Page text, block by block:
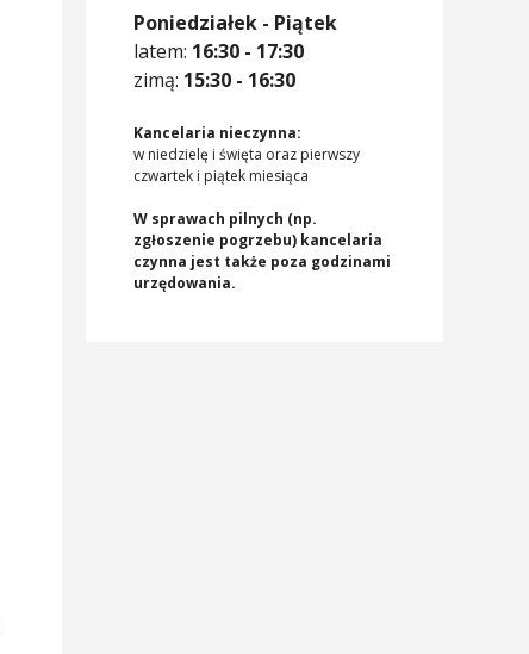
Poniedziałek - Piątek
latem: 16:30 - 17:30
zimą: 15:30 - 16:30
Kancelaria nieczynna:
w niedzielę i święta oraz pierwszy
czwartek i piątek miesiąca
W sprawach pilnych (np.
zgłoszenie pogrzebu) kancelaria
czynna jest także poza godzinami
urzędowania.